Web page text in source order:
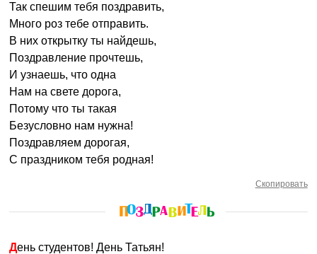
Так спешим тебя поздравить,
Много роз тебе отправить.
В них открытку ты найдешь,
Поздравление прочтешь,
И узнаешь, что одна
Нам на свете дорога,
Потому что ты такая
Безусловно нам нужна!
Поздравляем дорогая,
С праздником тебя родная!
Скопировать
День студентов! День Татьян!